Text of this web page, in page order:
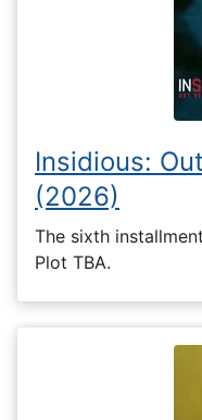
Insidious:
(2026)
The sixth
Plot TBA.